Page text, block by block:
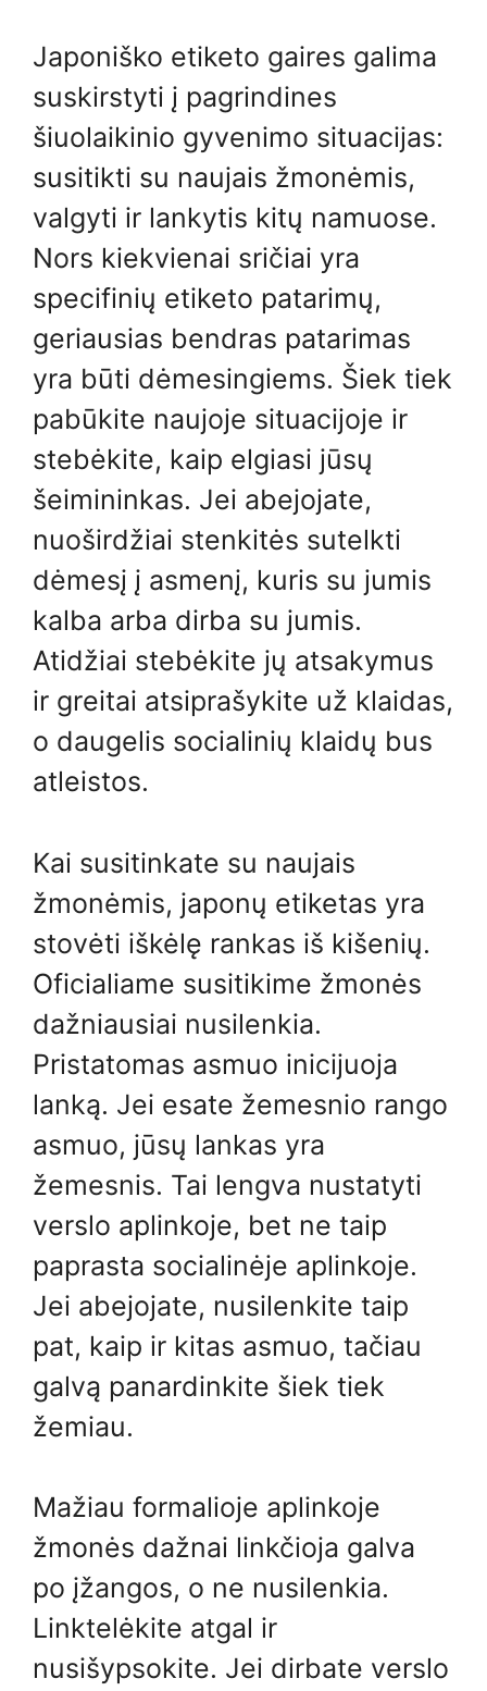
Japoniško etiketo gaires galima
suskirstyti į pagrindines
šiuolaikinio gyvenimo situacijas:
susitikti su naujais žmonėmis,
valgyti ir lankytis kitų namuose.
Nors kiekvienai sričiai yra
specifinių etiketo patarimų,
geriausias bendras patarimas
yra būti dėmesingiems. Šiek tiek
pabūkite naujoje situacijoje ir
stebėkite, kaip elgiasi jūsų
šeimininkas. Jei abejojate,
nuoširdžiai stenkitės sutelkti
dėmesį į asmenį, kuris su jumis
kalba arba dirba su jumis.
Atidžiai stebėkite jų atsakymus
ir greitai atsiprašykite už klaidas,
o daugelis socialinių klaidų bus
atleistos.
Kai susitinkate su naujais
žmonėmis, japonų etiketas yra
stovėti iškėlę rankas iš kišenių.
Oficialiame susitikime žmonės
dažniausiai nusilenkia.
Pristatomas asmuo inicijuoja
lanką. Jei esate žemesnio rango
asmuo, jūsų lankas yra
žemesnis. Tai lengva nustatyti
verslo aplinkoje, bet ne taip
paprasta socialinėje aplinkoje.
Jei abejojate, nusilenkite taip
pat, kaip ir kitas asmuo, tačiau
galvą panardinkite šiek tiek
žemiau.
Mažiau formalioje aplinkoje
žmonės dažnai linkčioja galva
po įžangos, o ne nusilenkia.
Linktelėkite atgal ir
nusišypsokite. Jei dirbate verslo